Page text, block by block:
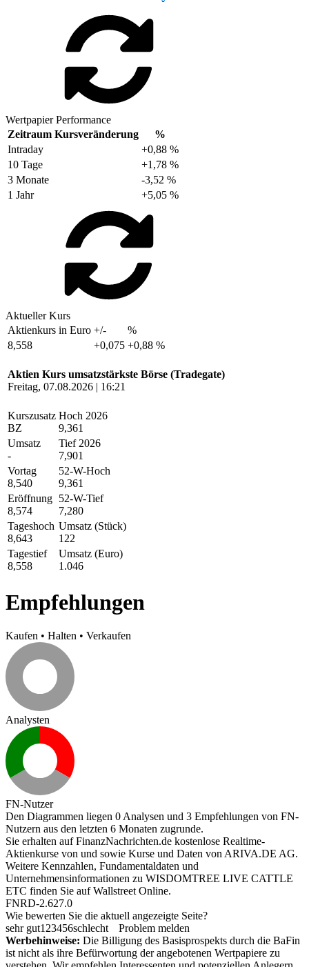
Wertpapier Performance
Zeitraum Kursveränderung
%
Intraday
+0,88 %
10 Tage
+1,78 %
3 Monate
-3,52 %
1 Jahr
+5,05 %
Aktueller Kurs
Aktienkurs in Euro +/-
%
8,558
+0,075 +0,88 %
Aktien Kurs umsatzstärkste Börse (Tradegate)
Freitag, 07.08.2026 | 16:21
Kurszusatz
BZ
Hoch 2026
9,361
Umsatz
-
Tief 2026
7,901
Vortag
8,540
52-W-Hoch
9,361
Eröffnung
8,574
52-W-Tief
7,280
Tageshoch
8,643
Umsatz (Stück)
122
Tagestief
8,558
Umsatz (Euro)
1.046
Empfehlungen
Kaufen • Halten • Verkaufen
Analysten
FN-Nutzer
Den Diagrammen liegen 0 Analysen und 3 Empfehlungen von FN-
Nutzern aus den letzten 6 Monaten zugrunde.
Sie erhalten auf FinanzNachrichten.de kostenlose Realtime-
Aktienkurse von und sowie Kurse und Daten von ARIVA.DE AG.
Weitere Kennzahlen, Fundamentaldaten und
Unternehmensinformationen zu WISDOMTREE LIVE CATTLE
ETC finden Sie aufWallstreet Online.
FNRD-2.627.0
Wie bewerten Sie die aktuell angezeigte Seite?
sehr gut1 23456schlecht
Problem melden
Werbehinweise: Die Billigung des Basisprospekts durch die BaFin
ist nicht als ihre Befürwortung der angebotenen Wertpapiere zu